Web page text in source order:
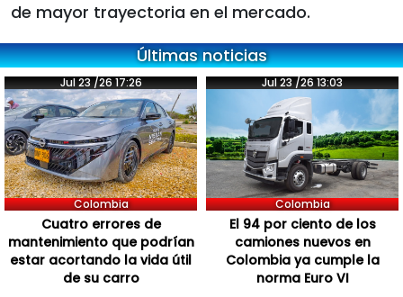
de mayor trayectoria en el mercado.
Últimas noticias
Jul 23 /26 17:26
Colombia
Cuatro errores de
mantenimiento que podrían
estar acortando la vida útil
de su carro
Jul 23 /26 13:03
Colombia
El 94 por ciento de los
camiones nuevos en
Colombia ya cumple la
norma Euro VI